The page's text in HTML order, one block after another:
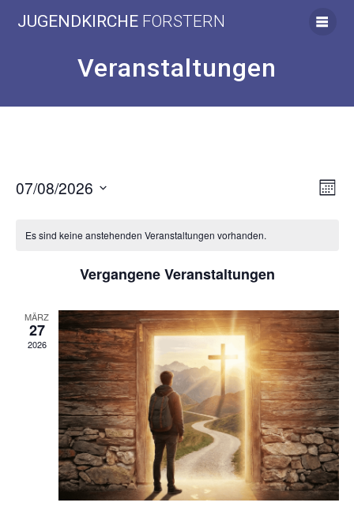
to
JUGENDKIRCHE FORSTERN
Veranstaltungen
A
c
h
t
e
n
-
V
s
t
a
l
t
u
n
Monat
07/08/2026
Es sind keine anstehenden Veranstaltungen vorhanden.
Vergangene Veranstaltungen
MÄRZ
27
2026